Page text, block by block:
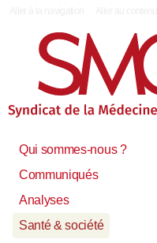
Qui sommes-nous ?
Communiqués
Analyses
Santé & société